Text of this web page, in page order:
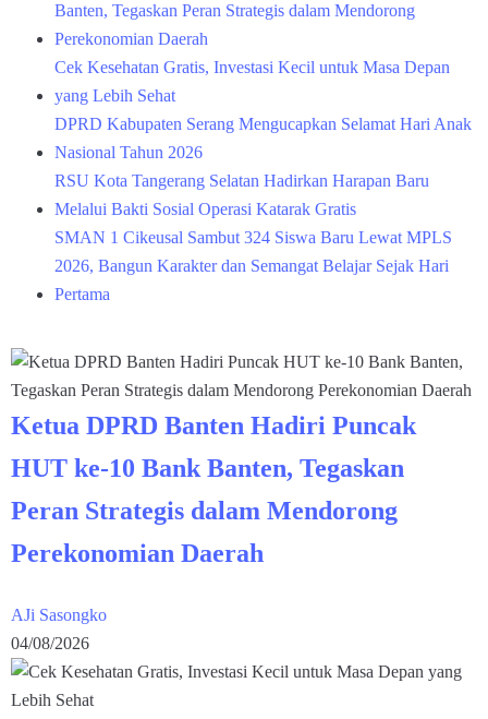
Banten, Tegaskan Peran Strategis dalam Mendorong
Perekonomian Daerah
Cek Kesehatan Gratis, Investasi Kecil untuk Masa Depan
yang Lebih Sehat
DPRD Kabupaten Serang Mengucapkan Selamat Hari Anak
Nasional Tahun 2026
RSU Kota Tangerang Selatan Hadirkan Harapan Baru
Melalui Bakti Sosial Operasi Katarak Gratis
SMAN 1 Cikeusal Sambut 324 Siswa Baru Lewat MPLS
2026, Bangun Karakter dan Semangat Belajar Sejak Hari
Pertama
Ketua DPRD Banten Hadiri Puncak
HUT ke-10 Bank Banten, Tegaskan
Peran Strategis dalam Mendorong
Perekonomian Daerah
AJi Sasongko
04/08/2026